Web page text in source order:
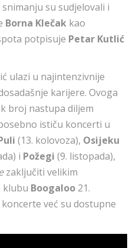
snimanju su sudjelovali i
Borna Klečak kao
potpisuje Petar Kutlić
ulazi u najintenzivnije
karijere. Ovoga
broj nastupa diljem
ističu koncerti u
(13. kolovoza), Osijeku
i Požegi (9. listopada),
zaključiti velikim
klubu Boogaloo 21.
već su dostupne